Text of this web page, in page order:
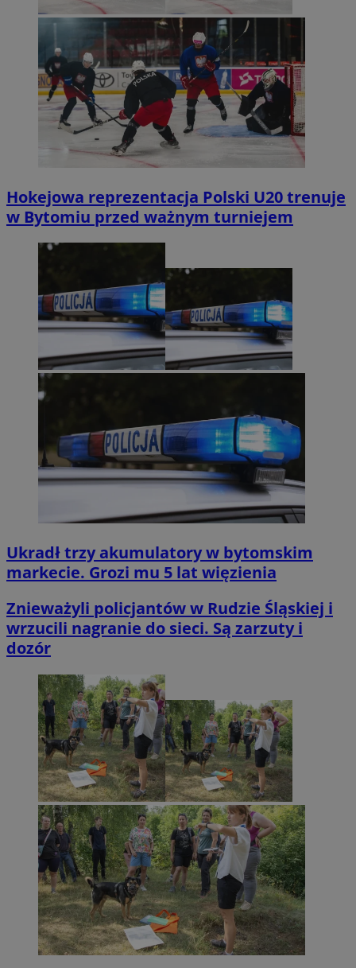
Hokejowa reprezentacja Polski U20 trenuje
w Bytomiu przed ważnym turniejem
Ukradł trzy akumulatory w bytomskim
markecie. Grozi mu 5 lat więzienia
Znieważyli policjantów w Rudzie Śląskiej i
wrzucili nagranie do sieci. Są zarzuty i
dozór